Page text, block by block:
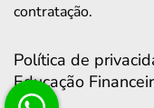
contratação.
Política de
Educação